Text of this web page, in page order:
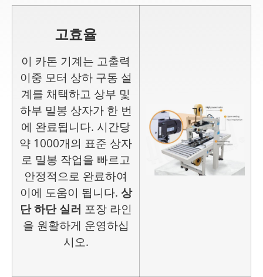
고효율
이 카톤 기계는 고출력
이중 모터 상하 구동 설
계를 채택하고 상부 및
하부 밀봉 상자가 한 번
에 완료됩니다. 시간당
약 1000개의 표준 상자
로 밀봉 작업을 빠르고
안정적으로 완료하여
이에 도움이 됩니다. 상
단 하단 실러 포장 라인
을 원활하게 운영하십
시오.